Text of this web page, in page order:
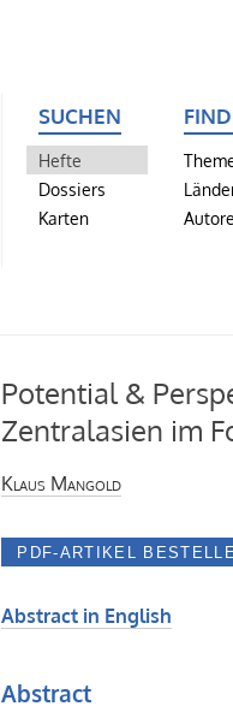
SUCHEN
Hefte
Dossiers
Karten
Potential &
Zentralasien im
Klaus Mangold
Abstract in English
Abstract